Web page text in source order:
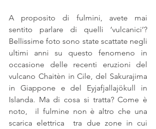
A proposito di fulmini, avete mai
sentito parlare di quelli ‘vulcanici’?
Bellissime foto sono state scattate negli
ultimi anni su questo fenomeno in
occasione delle recenti eruzioni del
vulcano Chaitèn in Cile, del Sakurajima
in Giappone e del Eyjafjallajökull in
Islanda. Ma di cosa si tratta? Come è
noto,  il fulmine non è altro che una
scarica elettrica  tra due zone in cui